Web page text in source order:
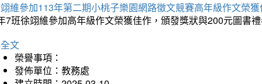
維參加113年第二期小桃子樂園網路徵文競賽高年級作文榮
7班徐翊維參加高年級作文榮獲佳作，頒發獎狀與200元圖書
文
榮譽事項：
發佈單位：教務處